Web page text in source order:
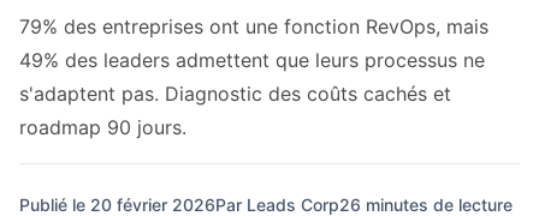
79% des entreprises ont une fonction RevOps, mais
49% des leaders admettent que leurs processus ne
s'adaptent pas. Diagnostic des coûts cachés et
roadmap 90 jours.
Publié le 20 février 2026Par Leads Corp26 minutes de lecture